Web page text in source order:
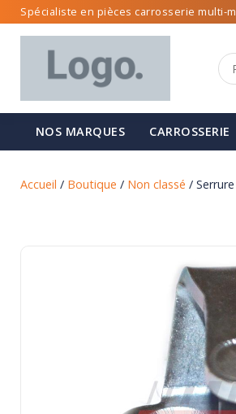
Spécialiste en pièces carrosserie multi-
NOS MARQUES CARROSSERIE
Accueil / Boutique / Non classé /